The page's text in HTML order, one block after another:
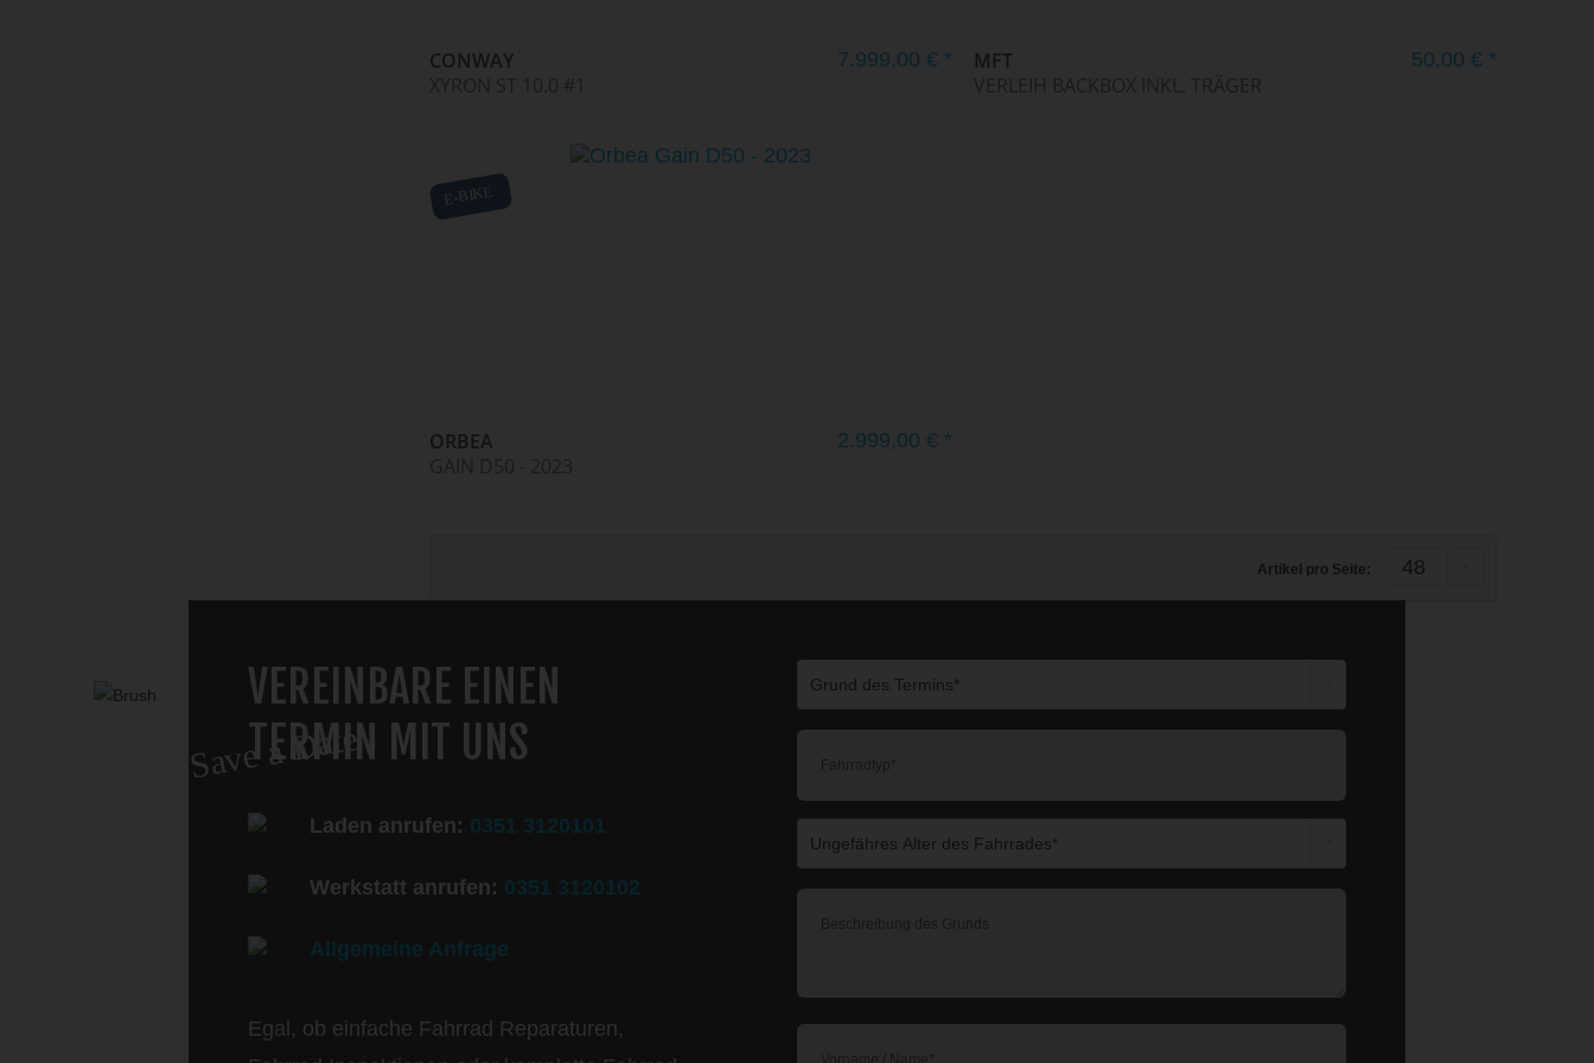
CONWAY
XYRON ST 10.0 #1
7.999,00 € *
MFT
VERLEIH BACKBOX INKL. TRÄGER
50,00 € *
E-BIKE
ORBEA
GAIN D50 - 2023
2.999,00 € *
Artikel pro Seite:
Save a Date
VEREINBARE EINEN
TERMIN MIT UNS
Laden anrufen: 0351 3120101
Werkstatt anrufen: 0351 3120102
Allgemeine Anfrage
Egal, ob einfache Fahrrad Reparaturen,